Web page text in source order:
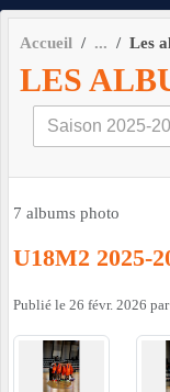
Accueil Les
LES
7 albums photo
U18M2 2025-
Publié le 26 févr. 2026 par